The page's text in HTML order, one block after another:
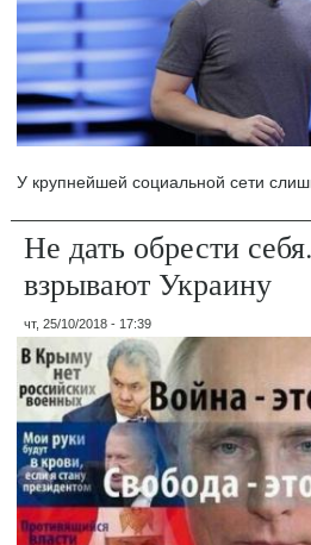
У крупнейшей социальной сети
Не дать обрести
взрывают Украину
чт, 25/10/2018 - 17:39